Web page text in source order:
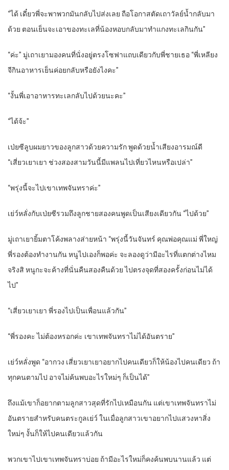
“ได้ เดี๋ยวพี่จะพาพวกมันกลับไปส่งเลย ถือโอกาสตัดเถาวัลย์น้ำกลับมา
ด้วย ตอนเย็นจะเอาของทะเลที่น้องหอบกลับมาทำแกงทะเลกินกัน”
“ค่ะ” มู่เถาเยามองคนที่นั่งอยู่ตรงโซฟาแถบเดียวกับพี่ชายเธอ “พี่เหลียง
จีกินอาหารเย็นค่อยกลับหรือยังไงคะ”
“งั้นพี่เอาอาหารทะเลกลับไปด้วยนะคะ”
“ได้จ้ะ”
เป่ยซีลูบผมยาวของลูกสาวด้วยความรัก พูดด้วยน้ำเสียงอารมณ์ดี
“เสี่ยวเยาเยา ช่วงสองสามวันนี้มีแพลนไปเที่ยวไหนหรือเปล่า”
“พรุ่งนี้จะไปเขาเทพจันทราค่ะ”
เย่ว์หลั่งกับเป่ยซีรวมถึงลูกชายสองคนพูดเป็นเสียงเดียวกัน “ไปด้วย”
มู่เถาเยายิ้มตาโค้งพลางส่ายหน้า “พรุ่งนี้วันจันทร์ คุณพ่อคุณแม่ พี่ใหญ่
พี่รองต้องทำงานกัน หนูไปเองก็พอค่ะ จะลองดูว่ามีอะไรที่แตกต่างไหม
จริงสิ หนูกะจะค้างที่นั่นคืนสองคืนด้วย ไปตรงจุดที่สองครั้งก่อนไม่ได้
ไป”
“เสี่ยวเยาเยา พี่รองไปเป็นเพื่อนแล้วกัน”
“พี่รองคะ ไม่ต้องหรอกค่ะ เขาเทพจันทราไม่ได้อันตราย”
เย่ว์หลั่งพูด “อากวง เสี่ยวเยาเยาอยากไปคนเดียวก็ให้น้องไปคนเดียว ถ้า
ทุกคนตามไป อาจไม่ค้นพบอะไรใหม่ๆ ก็เป็นได้”
ถึงแม้เขาก็อยากตามลูกสาวสุดที่รักไปเหมือนกัน แต่เขาเทพจันทราไม่
อันตรายสำหรับคนตระกูลเย่ว์ ในเมื่อลูกสาวเขาอยากไปแสวงหาสิ่ง
ใหม่ๆ งั้นก็ให้ไปคนเดียวแล้วกัน
พวกเขาไปเขาเทพจันทราบ่อย ถ้ามีอะไรใหม่ก็คงค้นพบนานแล้ว แต่